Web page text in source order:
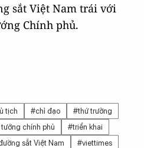
sắt Việt Nam trái với
Chính phủ.
tịch #chỉ đạo
#thứ trưởng
chính phủ
#triển khai
sắt Việt Nam
#viettimes